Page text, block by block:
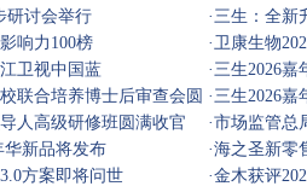
研讨会举行 ·三生：全新
响力100榜 ·卫康生物
议召开
卫视中国蓝 ·三生2026嘉
联合培养博士后审查会圆 ·三生2026嘉
人高级研修班圆满收官 ·市场监管总
华新品将发布 ·海之圣新零
方案即将问世 ·金木获评